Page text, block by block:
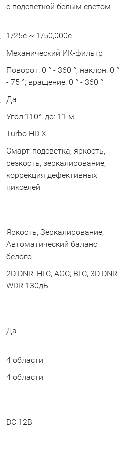
с подсветкой белым светом
1/25с ~ 1/50,000с
Механический ИК-фильтр
Поворот: 0 ° - 360 °; наклон: 0 °
- 75 °; вращение: 0 ° - 360 °
Да
Угол:110°, до: 11 м
Turbo HD X
Смарт-подсветка, яркость,
резкость, зеркалирование,
коррекция дефективных
пикселей
Яркость, Зеркалирование,
Автоматический баланс
белого
2D DNR, HLC, AGC, BLC, 3D DNR,
WDR 130дБ
Да
4 области
4 области
DC 12В